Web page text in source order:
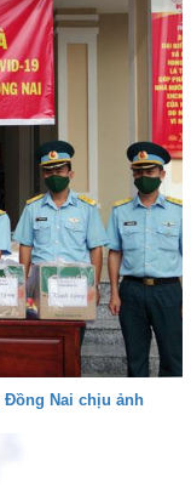
Đồng Nai chịu ảnh